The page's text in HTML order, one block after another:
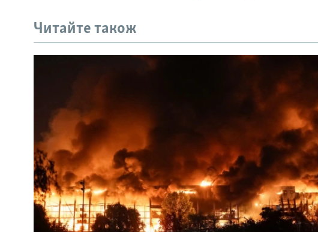
Читайте також